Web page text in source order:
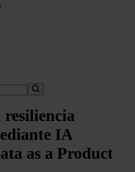
IA
as a Product